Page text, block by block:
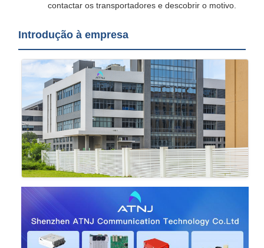
contactar os transportadores e descobrir o motivo.
Introdução à empresa